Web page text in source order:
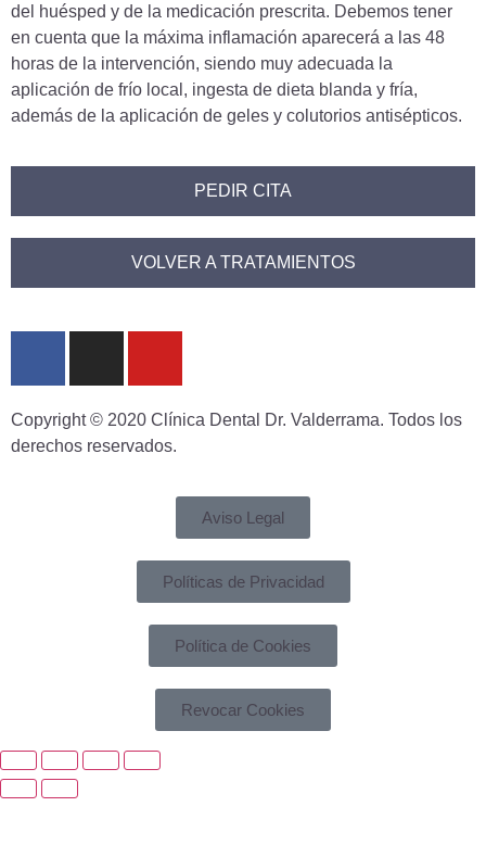
del huésped y de la medicación prescrita. Debemos tener
en cuenta que la máxima inflamación aparecerá a las 48
horas de la intervención, siendo muy adecuada la
aplicación de frío local, ingesta de dieta blanda y fría,
además de la aplicación de geles y colutorios antisépticos.
PEDIR CITA
VOLVER A TRATAMIENTOS
Copyright © 2020 Clínica Dental Dr. Valderrama. Todos los
derechos reservados.
Aviso Legal
Políticas de Privacidad
Política de Cookies
Revocar Cookies